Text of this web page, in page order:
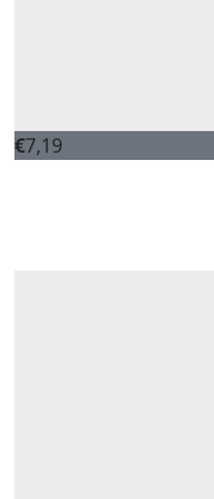
€7,19